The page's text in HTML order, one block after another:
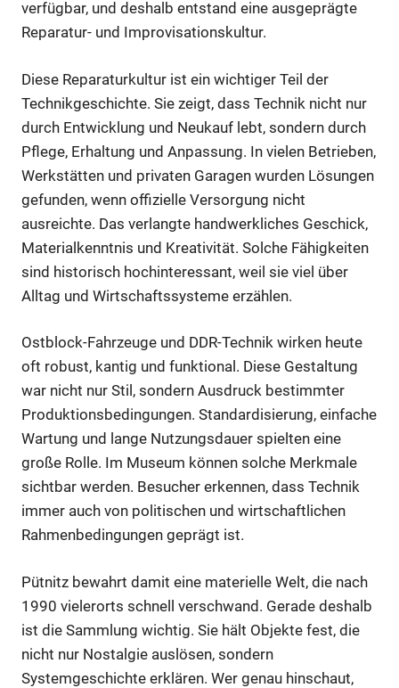
verfügbar, und deshalb entstand eine ausgeprägte
Reparatur- und Improvisationskultur.
Diese Reparaturkultur ist ein wichtiger Teil der
Technikgeschichte. Sie zeigt, dass Technik nicht nur
durch Entwicklung und Neukauf lebt, sondern durch
Pflege, Erhaltung und Anpassung. In vielen Betrieben,
Werkstätten und privaten Garagen wurden Lösungen
gefunden, wenn offizielle Versorgung nicht
ausreichte. Das verlangte handwerkliches Geschick,
Materialkenntnis und Kreativität. Solche Fähigkeiten
sind historisch hochinteressant, weil sie viel über
Alltag und Wirtschaftssysteme erzählen.
Ostblock-Fahrzeuge und DDR-Technik wirken heute
oft robust, kantig und funktional. Diese Gestaltung
war nicht nur Stil, sondern Ausdruck bestimmter
Produktionsbedingungen. Standardisierung, einfache
Wartung und lange Nutzungsdauer spielten eine
große Rolle. Im Museum können solche Merkmale
sichtbar werden. Besucher erkennen, dass Technik
immer auch von politischen und wirtschaftlichen
Rahmenbedingungen geprägt ist.
Pütnitz bewahrt damit eine materielle Welt, die nach
1990 vielerorts schnell verschwand. Gerade deshalb
ist die Sammlung wichtig. Sie hält Objekte fest, die
nicht nur Nostalgie auslösen, sondern
Systemgeschichte erklären. Wer genau hinschaut,